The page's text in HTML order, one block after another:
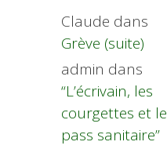
Claude dans
Grève (suite)
admin dans
“L’écrivain, les
courgettes et le
pass sanitaire”